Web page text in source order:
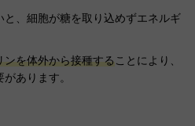
、細胞が糖を取り込めずエネルギ
ンを体外から接種することにより、
あります。